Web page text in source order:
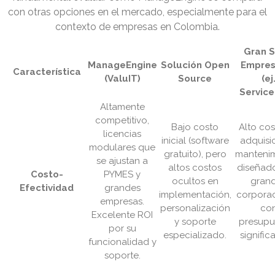
con otras opciones en el mercado, especialmente para el
contexto de empresas en Colombia.
Característica
ManageEngine
(ValuIT)
Solución Open
Source
Gran
Costo-
Efectividad
Altamente
competitivo,
licencias
modulares que
se ajustan a
PYMES y
grandes
empresas.
Excelente ROI
por su
funcionalidad y
soporte.
Bajo costo
inicial (software
gratuito), pero
altos costos
ocultos en
implementación,
personalización
y soporte
especializado.
Alto